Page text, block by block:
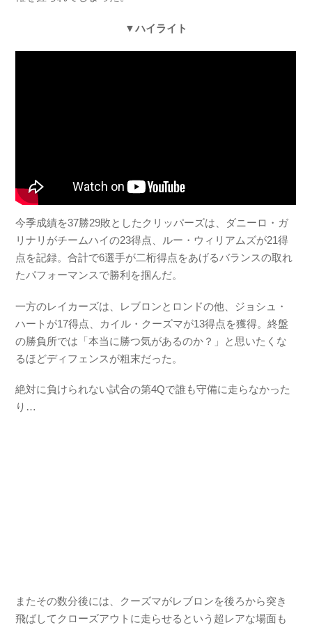
▼ハイライト
今季成績を37勝29敗としたクリッパーズは、ダニーロ・ガ
リナリがチームハイの23得点、ルー・ウィリアムズが21得
点を記録。合計で6選手が二桁得点をあげるバランスの取れ
たパフォーマンスで勝利を掴んだ。
一方のレイカーズは、レブロンとロンドの他、ジョシュ・
ハートが17得点、カイル・クーズマが13得点を獲得。終盤
の勝負所では「本当に勝つ気があるのか？」と思いたくな
るほどディフェンスが粗末だった。
絶対に負けられない試合の第4Qで誰も守備に走らなかった
り…
またその数分後には、クーズマがレブロンを後ろから突き
飛ばしてクローズアウトに走らせるという超レアな場面も